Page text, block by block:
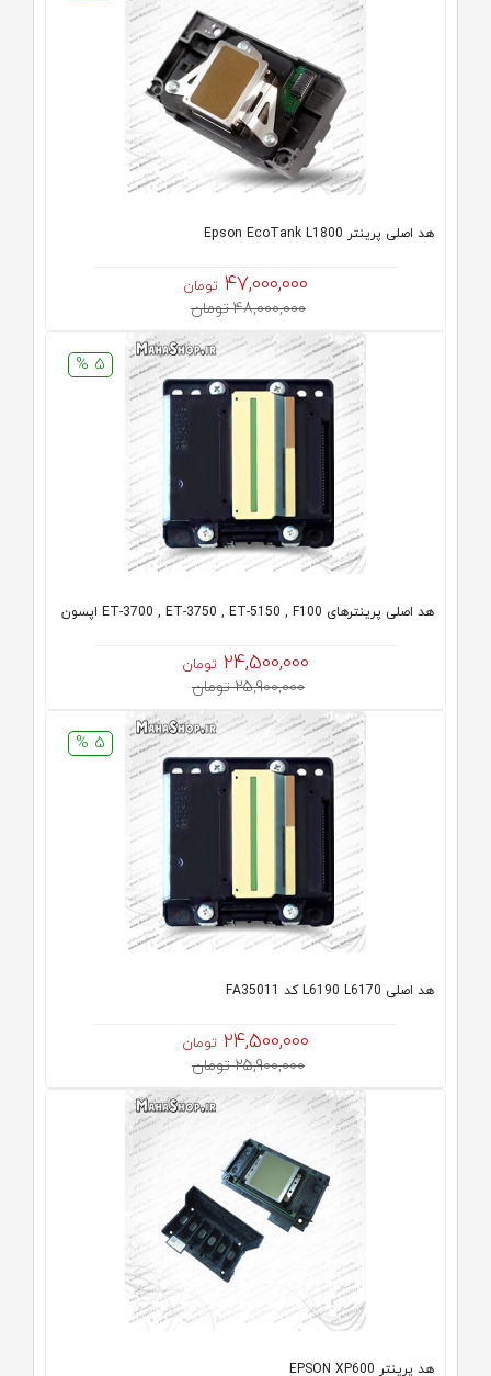
هد اصلی پرینتر Epson EcoTank L1800
47,000,000 تومان
48,000,000 تومان
5 %
هد اصلی پرینترهای ET-3700 , ET-3750 , ET-5150 , F100 اپسون
24,500,000 تومان
25,900,000 تومان
5 %
هد اصلی L6190 L6170 کد FA35011
24,500,000 تومان
25,900,000 تومان
هد پرینتر EPSON XP600